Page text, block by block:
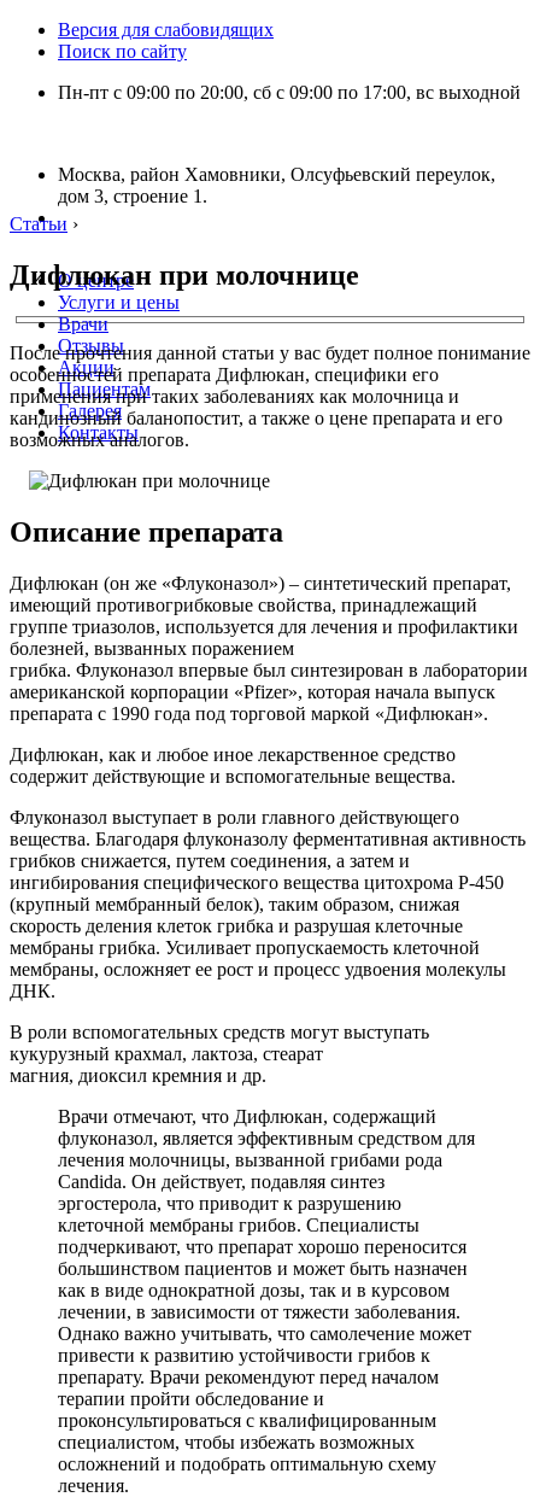
Версия для слабовидящих
Поиск по сайту
Пн-пт с 09:00 по 20:00, сб с 09:00 по 17:00, вс выходной
Москва, район Хамовники, Олсуфьевский переулок,
дом 3, строение 1.
О центре
Услуги и цены
Врачи
Отзывы
Акции
Пациентам
Галерея
Контакты
Статьи ›
Дифлюкан при молочнице
После прочтения данной статьи у вас будет полное понимание
особенностей препарата Дифлюкан, специфики его
применения при таких заболеваниях как молочница и
кандинозный баланопостит, а также о цене препарата и его
возможных аналогов.
Описание препарата
Дифлюкан (он же «Флуконазол») – синтетический препарат,
имеющий противогрибковые свойства, принадлежащий
группе триазолов, используется для лечения и профилактики
болезней, вызванных поражением
грибка. Флуконазол впервые был синтезирован в лаборатории
американской корпорации «Pfizer», которая начала выпуск
препарата с 1990 года под торговой маркой «Дифлюкан».
Дифлюкан, как и любое иное лекарственное средство
содержит действующие и вспомогательные вещества.
Флуконазол выступает в роли главного действующего
вещества. Благодаря флуконазолу ферментативная активность
грибков снижается, путем соединения, а затем и
ингибирования специфического вещества цитохрома P-450
(крупный мембранный белок), таким образом, снижая
скорость деления клеток грибка и разрушая клеточные
мембраны грибка. Усиливает пропускаемость клеточной
мембраны, осложняет ее рост и процесс удвоения молекулы
ДНК.
В роли вспомогательных средств могут выступать
кукурузный крахмал, лактоза, стеарат
магния, диоксил кремния и др.
Врачи отмечают, что Дифлюкан, содержащий
флуконазол, является эффективным средством для
лечения молочницы, вызванной грибами рода
Candida. Он действует, подавляя синтез
эргостерола, что приводит к разрушению
клеточной мембраны грибов. Специалисты
подчеркивают, что препарат хорошо переносится
большинством пациентов и может быть назначен
как в виде однократной дозы, так и в курсовом
лечении, в зависимости от тяжести заболевания.
Однако важно учитывать, что самолечение может
привести к развитию устойчивости грибов к
препарату. Врачи рекомендуют перед началом
терапии пройти обследование и
проконсультироваться с квалифицированным
специалистом, чтобы избежать возможных
осложнений и подобрать оптимальную схему
лечения.